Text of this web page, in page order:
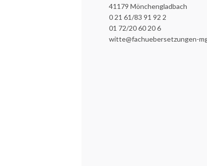
41179 Mönchengladbach
0 21 61/83 91 92 2
01 72/20 60 20 6
witte@fachuebersetzungen-